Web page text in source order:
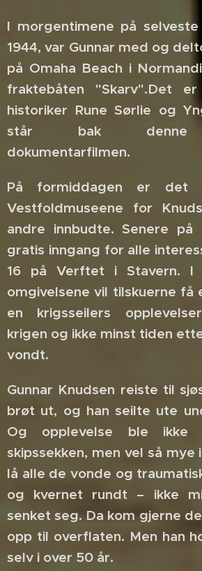
I morgentimene på
1944, var Gunnar med og
på Omaha Beach i
fraktebåten "Skarv".Det
historiker Rune Sørlie og
står bak denne
dokumentarfilmen.
På formiddagen er det
Vestfoldmuseene for
andre innbudte. Senere
gratis inngang for alle
16 på Verftet i Stavern. I
omgivelsene vil tilskuerne få
en krigsseilers
krigen og ikke minst tiden
vondt.
Gunnar Knudsen reiste til
brøt ut, og han seilte ute
Og opplevelse ble
skipssekken, men vel så mye
lå alle de vonde og
og kvernet rundt – ikke
senket seg. Da kom gjerne
opp til overflaten. Men han
selv i over 50 år.